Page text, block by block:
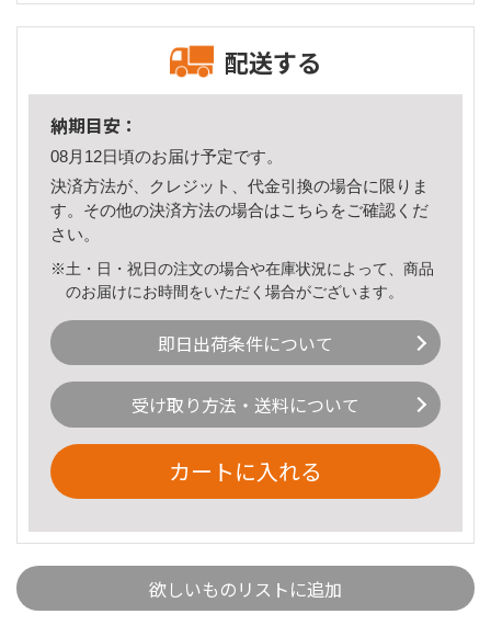
配送する
納期目安：
08月12日頃のお届け予定です。
決済方法が、クレジット、代金引換の場合に限りま
す。その他の決済方法の場合はこちら をご確認くだ
さい。
※土・日・祝日の注文の場合や在庫状況によって、商品
のお届けにお時間をいただく場合がございます。
即日出荷条件について
受け取り方法・送料について
カートに入れる
欲しいものリストに追加